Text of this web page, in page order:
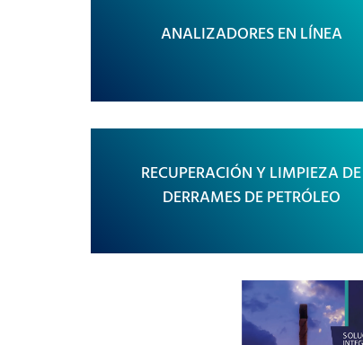
ANALIZADORES EN LÍNEA
RECUPERACIÓN Y LIMPIEZA DE
DERRAMES DE PETRÓLEO